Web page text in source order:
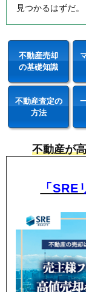
見つかるはずだ。
不動産売却
の基礎知識
不動産査定の
方法
不動産が
「